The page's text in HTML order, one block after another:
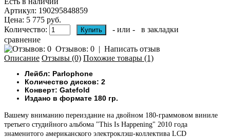
Артикул: 190295848859
Цена: 5 775 руб.
Количество:
- или -
в закладки
сравнение
Отзывов: 0 | Написать отзыв
Описание Отзывы (0) Похожие товары (1)
Лейбл: Parlophone
Количество дисков: 2
Конверт: Gatefold
Издано в формате 180 гр.
Вашему вниманию переиздание на двойном 180-граммовом виниле
третьего студийного альбома "This Is Happening" 2010 года
знаменитого американского электроклэш-коллектива LCD